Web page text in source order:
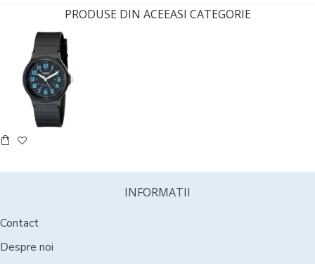
PRODUSE DIN ACEEASI CATEGORIE
INFORMATII
Contact
Despre noi